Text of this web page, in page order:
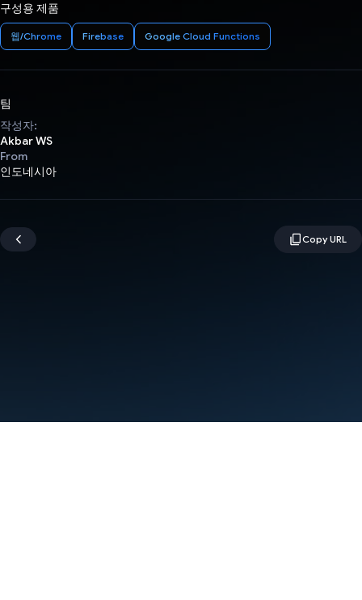
구성용 제품
웹/Chrome Firebase Google Cloud Functions
팀
작성자:
Akbar WS
From
인도네시아